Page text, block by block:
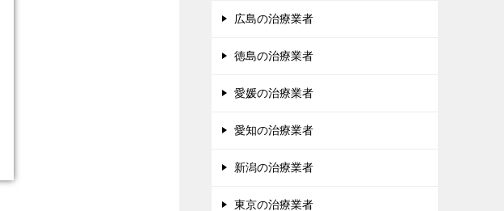
広島の治療業者
徳島の治療業者
愛媛の治療業者
愛知の治療業者
新潟の治療業者
東京の治療業者